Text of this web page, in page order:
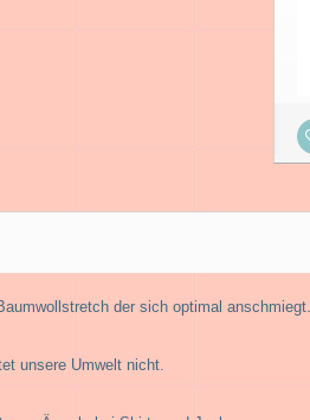
der sich optimal anschmiegt.
unsere Umwelt nicht.